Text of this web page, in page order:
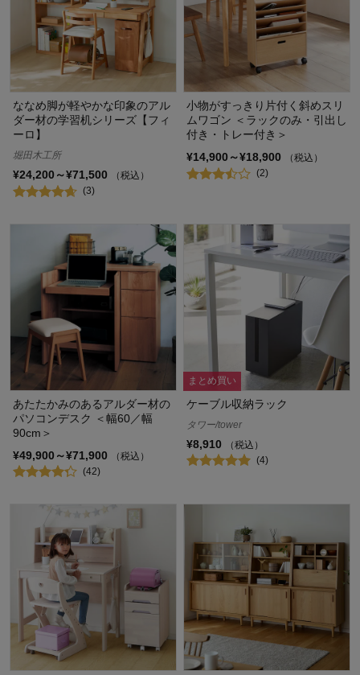
ななめ脚が軽やかな印象のアル
ダー材の学習机シリーズ【フィ
ーロ】
堀田木工所
¥24,200～¥71,500
（税込）
(3)
小物がすっきり片付く斜めスリ
ムワゴン ＜ラックのみ・引出し
付き・トレー付き＞
¥14,900～¥18,900
（税込）
(2)
あたたかみのあるアルダー材の
パソコンデスク ＜幅60／幅
90cm＞
¥49,900～¥71,900
（税込）
(42)
まとめ買い
ケーブル収納ラック
タワー/tower
¥8,910
（税込）
(4)